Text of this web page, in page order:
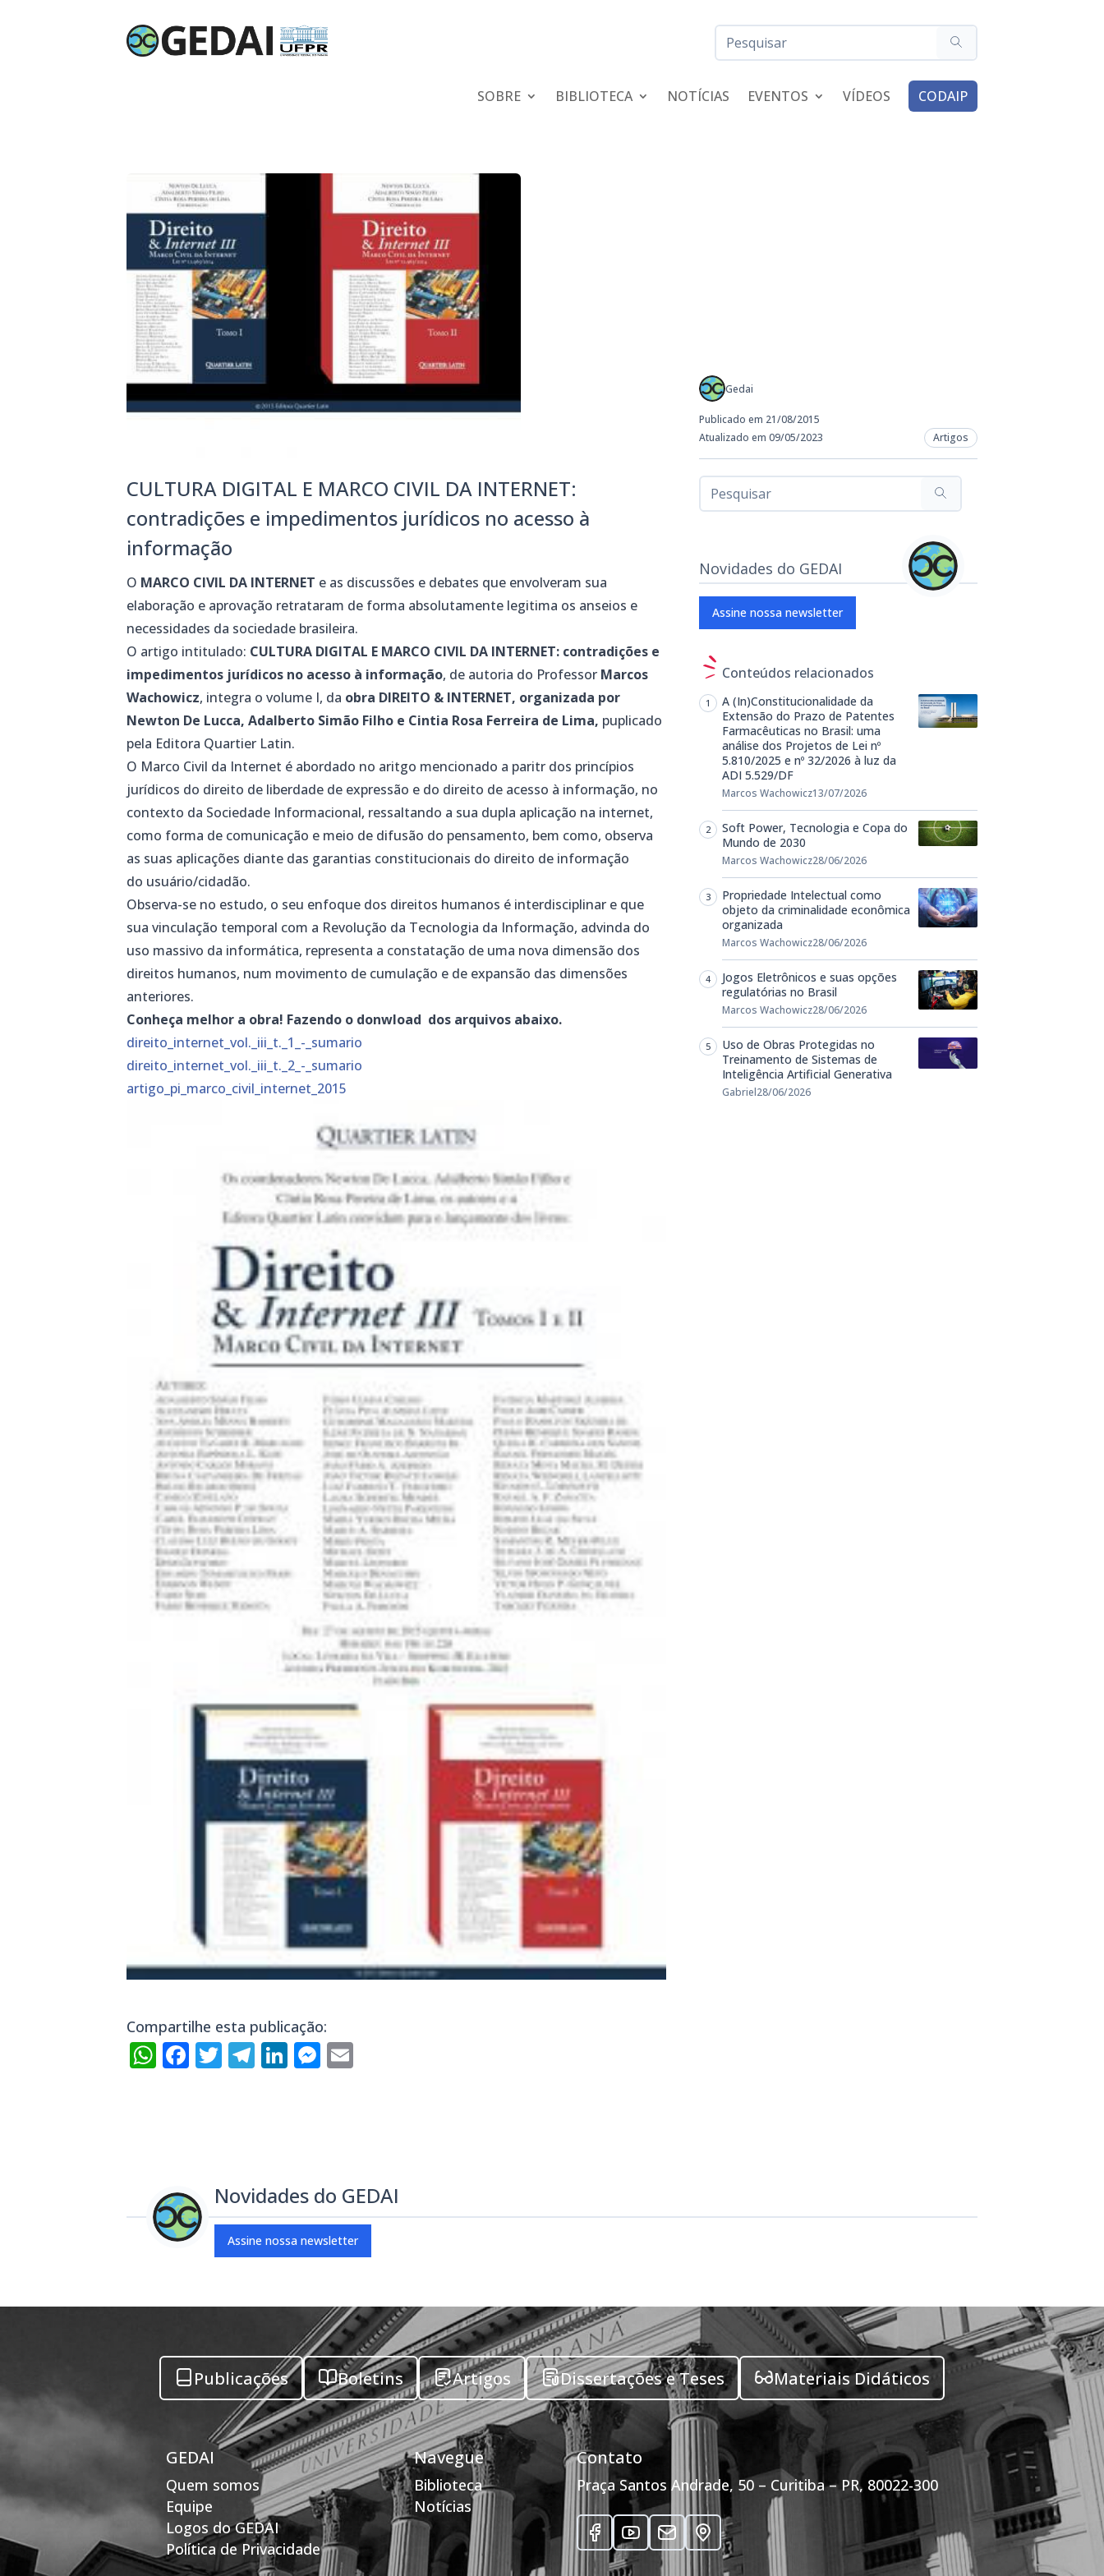
SOBRE BIBLIOTECA NOTÍCIAS EVENTOS VÍDEOS CODAIP
CULTURA DIGITAL E MARCO CIVIL DA INTERNET:
contradições e impedimentos jurídicos no acesso à
informação
O MARCO CIVIL DA INTERNET e as discussões e debates que envolveram sua
elaboração e aprovação retrataram de forma absolutamente legitima os anseios e
necessidades da sociedade brasileira.
O artigo intitulado: CULTURA DIGITAL E MARCO CIVIL DA INTERNET: contradições e
impedimentos jurídicos no acesso à informação, de autoria do Professor Marcos
Wachowicz, integra o volume I, da obra DIREITO & INTERNET, organizada por
Newton De Lucca, Adalberto Simão Filho e Cintia Rosa Ferreira de Lima, puplicado
pela Editora Quartier Latin.
O Marco Civil da Internet é abordado no aritgo mencionado a paritr dos princípios
jurídicos do direito de liberdade de expressão e do direito de acesso à informação, no
contexto da Sociedade Informacional, ressaltando a sua dupla aplicação na internet,
como forma de comunicação e meio de difusão do pensamento, bem como, observa
as suas aplicações diante das garantias constitucionais do direito de informação
do usuário/cidadão.
Observa-se no estudo, o seu enfoque dos direitos humanos é interdisciplinar e que
sua vinculação temporal com a Revolução da Tecnologia da Informação, advinda do
uso massivo da informática, representa a constatação de uma nova dimensão dos
direitos humanos, num movimento de cumulação e de expansão das dimensões
anteriores.
Conheça melhor a obra! Fazendo o donwload dos arquivos abaixo.
direito_internet_vol._iii_t._1_-_sumario
direito_internet_vol._iii_t._2_-_sumario
artigo_pi_marco_civil_internet_2015
Compartilhe esta publicação:
WhatsApp
Facebook
Twitter
Telegram
LinkedIn
Messenger
Gedai
Publicado em 21/08/2015
Atualizado em 09/05/2023
Artigos
Novidades do GEDAI
Assine nossa newsletter
Conteúdos relacionados
A (In)Constitucionalidade da
Extensão do Prazo de Patentes
Farmacêuticas no Brasil: uma
análise dos Projetos de Lei nº
5.810/2025 e nº 32/2026 à luz da
ADI 5.529/DF
Marcos Wachowicz13/07/2026
Soft Power, Tecnologia e Copa do
Mundo de 2030
Marcos Wachowicz28/06/2026
Propriedade Intelectual como
objeto da criminalidade econômica
organizada
Marcos Wachowicz28/06/2026
Jogos Eletrônicos e suas opções
regulatórias no Brasil
Marcos Wachowicz28/06/2026
Uso de Obras Protegidas no
Treinamento de Sistemas de
Inteligência Artificial Generativa
Gabriel28/06/2026
Novidades do GEDAI
Assine nossa newsletter
Publicações Boletins Artigos Dissertações e Teses Materiais Didáticos
GEDAI
Quem somos
Equipe
Logos do GEDAI
Política de Privacidade
Navegue
Biblioteca
Notícias
Contato
Praça Santos Andrade, 50 – Curitiba – PR, 80022-300